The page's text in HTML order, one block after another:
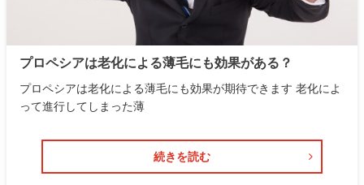
プロペシアは老化による薄毛にも効果がある？
プロペシアは老化による薄毛にも効果が期待できます 老化によ
って進行してしまった薄
続きを読む